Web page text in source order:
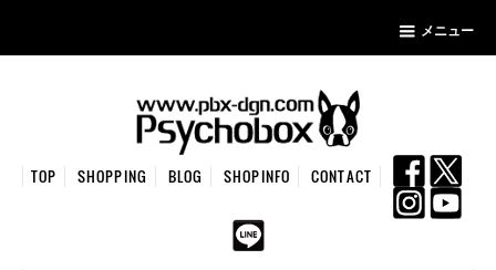
メニュー
TOP SHOPPING BLOG SHOPINFO CONTACT